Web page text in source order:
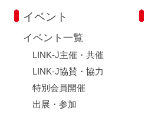
イベント
イベント一覧
LINK-J主催・共催
LINK-J協賛・協力
特別会員開催
出展・参加